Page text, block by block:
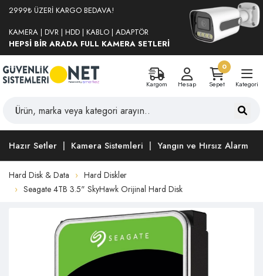
2999₺ ÜZERİ KARGO BEDAVA!
KAMERA | DVR | HDD | KABLO | ADAPTÖR
HEPSİ BİR ARADA FULL KAMERA SETLERİ
Kargom Hesap
0
Sepet
Kategori
Hazır Setler Kamera Sistemleri Yangın ve Hırsız Alarm
Hard Disk & Data
Hard Diskler
Seagate 4TB 3.5" SkyHawk Orijinal Hard Disk